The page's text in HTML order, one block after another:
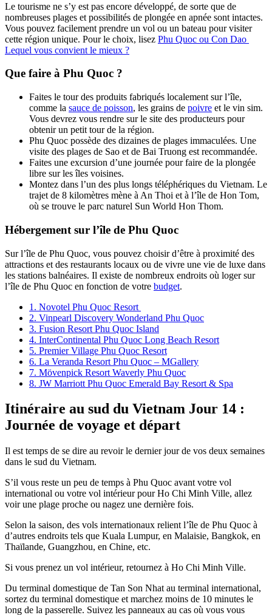
Le tourisme ne s’y est pas encore développé, de sorte que de
nombreuses plages et possibilités de plongée en apnée sont intactes.
Vous pouvez facilement prendre un vol ou un bateau pour visiter
cette région unique. Pour le choix, lisez Phu Quoc ou Con Dao
Lequel vous convient le mieux ?
Que faire à Phu Quoc ?
Faites le tour des produits fabriqués localement sur l’île,
comme la sauce de poisson, les grains de poivre et le vin sim.
Vous devrez vous rendre sur le site des producteurs pour
obtenir un petit tour de la région.
Phu Quoc possède des dizaines de plages immaculées. Une
visite des plages de Sao et de Bai Truong est recommandée.
Faites une excursion d’une journée pour faire de la plongée
libre sur les îles voisines.
Montez dans l’un des plus longs téléphériques du Vietnam. Le
trajet de 8 kilomètres mène à An Thoi et à l’île de Hon Tom,
où se trouve le parc naturel Sun World Hon Thom.
Hébergement sur l’île de Phu Quoc
Sur l’île de Phu Quoc, vous pouvez choisir d’être à proximité des
attractions et des restaurants locaux ou de vivre une vie de luxe dans
les stations balnéaires. Il existe de nombreux endroits où loger sur
l’île de Phu Quoc en fonction de votre budget.
1. Novotel Phu Quoc Resort
2. Vinpearl Discovery Wonderland Phu Quoc
3. Fusion Resort Phu Quoc Island
4. InterContinental Phu Quoc Long Beach Resort
5. Premier Village Phu Quoc Resort
6. La Veranda Resort Phu Quoc – MGallery
7. Mövenpick Resort Waverly Phu Quoc
8. JW Marriott Phu Quoc Emerald Bay Resort & Spa
Itinéraire au sud du Vietnam Jour 14 :
Journée de voyage et départ
Il est temps de se dire au revoir le dernier jour de vos deux semaines
dans le sud du Vietnam.
S’il vous reste un peu de temps à Phu Quoc avant votre vol
international ou votre vol intérieur pour Ho Chi Minh Ville, allez
voir une plage proche ou nagez une dernière fois.
Selon la saison, des vols internationaux relient l’île de Phu Quoc à
d’autres endroits tels que Kuala Lumpur, en Malaisie, Bangkok, en
Thaïlande, Guangzhou, en Chine, etc.
Si vous prenez un vol intérieur, retournez à Ho Chi Minh Ville.
Du terminal domestique de Tan Son Nhat au terminal international,
sortez du terminal domestique et marchez moins de 10 minutes le
long de la passerelle. Suivez les panneaux au cas où vous vous